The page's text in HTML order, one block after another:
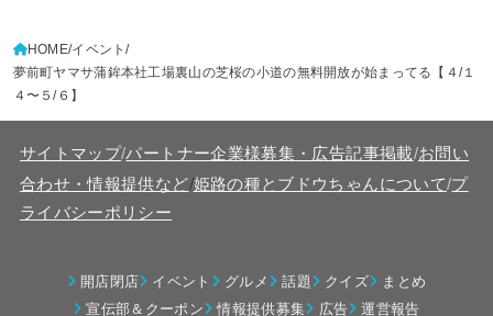
HOME イベント
夢前町ヤマサ蒲鉾本社工場裏山の芝桜の小道の無料開放が始まってる【４/１
４〜５/６】
サイトマップ/パートナー企業様募集・広告記事掲載/お問い
合わせ・情報提供など/姫路の種とブドウちゃんについて/プ
ライバシーポリシー
開店閉店 イベント グルメ 話題 クイズ
まとめ
宣伝部＆クーポン
情報提供募集 広告 運営報告